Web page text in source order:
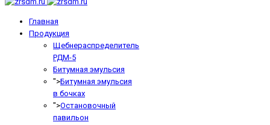
Главная
Продукция
Щебнераспределитель
РДМ-5
Битумная эмульсия
">Битумная эмульсия
в бочках
">Остановочный
павильон